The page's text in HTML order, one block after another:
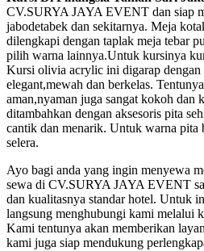
CV.SURYA JAYA EVENT dan siap
jabodetabek dan sekitarnya. Meja
dilengkapi dengan taplak meja tebar
pilih warna lainnya.Untuk kursinya
Kursi olivia acrylic ini digarap dengan
elegant,mewah dan berkelas.
aman,nyaman juga sangat kokoh dan
ditambahkan dengan aksesoris pita
cantik dan menarik. Untuk warna pita
selera.
Ayo bagi anda yang ingin menyewa
sewa di CV.SURYA JAYA EVENT
dan kualitasnya standar hotel. Untuk
langsung menghubungi kami melalui
Kami tentunya akan memberikan
kami juga siap mendukung